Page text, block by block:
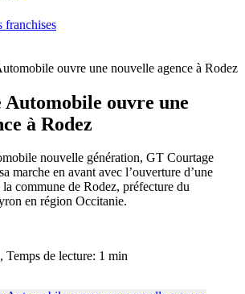
franchises
ouvre une nouvelle agence à Rodez
ouvre une
à Rodez
nouvelle génération, GT Courtage
marche en avant avec l’ouverture d’une
commune de Rodez, préfecture du
en région Occitanie.
, Temps de lecture: 1 min